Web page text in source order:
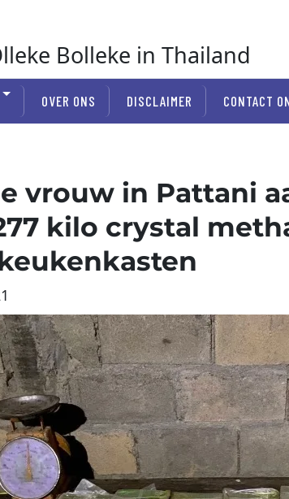
Bolleke in Thailand
OVER ONS DISCLAIMER CONTACT
vrouw in Pattani
kilo crystal